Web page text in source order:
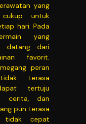
yang
untuk
hari. Pada
yang
datang dari
favorit.
peran
terasa
tertuju
cerita, dan
pun terasa
tidak cepat